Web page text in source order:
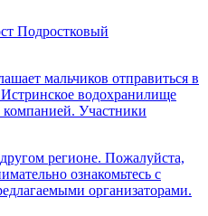
Подростковый
мальчиков отправиться в
водохранилище
Участники
регионе. Пожалуйста,
ознакомьтесь с
организаторами.